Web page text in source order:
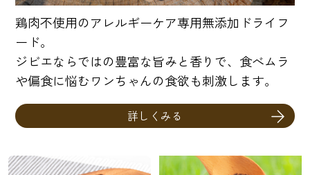
鶏肉不使用のアレルギーケア専用無添加ドライフ
ード。
ジビエならではの豊富な旨みと香りで、食べムラ
や偏食に悩むワンちゃんの食欲も刺激します。
詳しくみる